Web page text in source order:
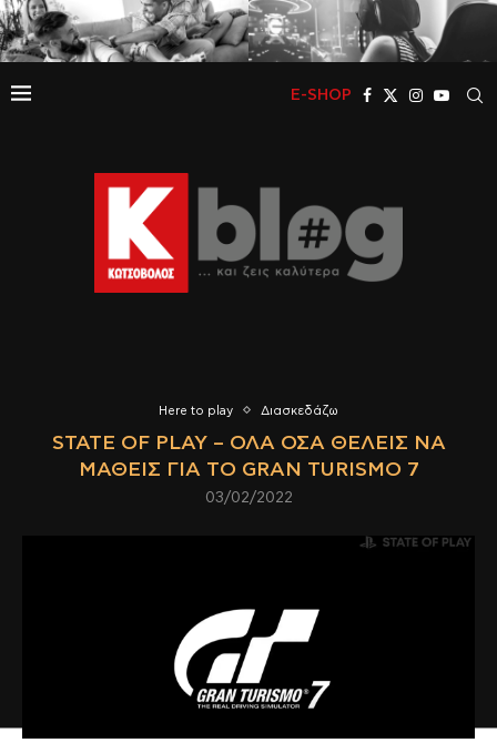
E-SHOP
Here to play Διασκεδάζω
STATE OF PLAY – ΌΛΑ ΌΣΑ ΘΈΛΕΙΣ ΝΑ
ΜΆΘΕΙΣ ΓΙΑ ΤΟ GRAN TURISMO 7
03/02/2022